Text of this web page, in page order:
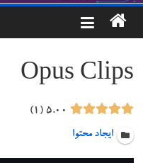
هوش
مصنوعی
www.hooshtaak.ir
Opus Clips
۵.۰۰ ۱
ایجاد محتوا